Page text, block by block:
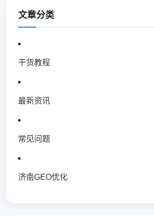
文章分类
干货教程
最新资讯
常见问题
济南GEO优化